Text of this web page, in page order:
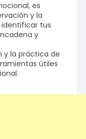
es
y la
tus
y
y la práctica de
útiles